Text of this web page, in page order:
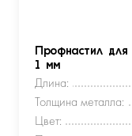
Профнастил
1 мм
Длина:
Толщина металла:
Цвет: